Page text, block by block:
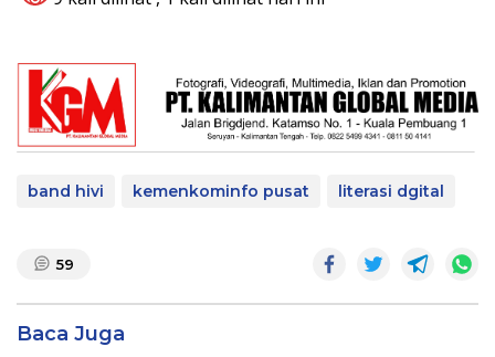
band hivi kemenkominfo pusat literasi dgital
59
Baca Juga